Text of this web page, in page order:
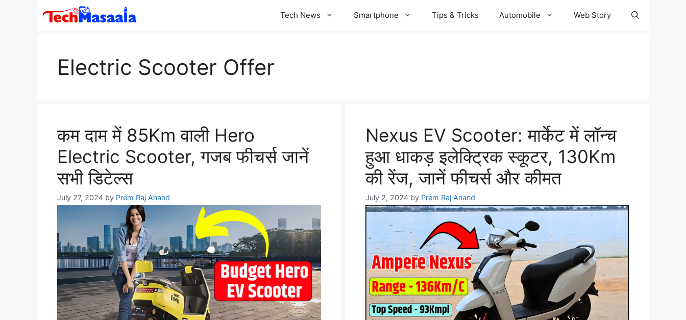
Tech News Smartphone Tips & Tricks Automobile Web Story
Electric Scooter Offer
कम दाम में 85Km वाली Hero
Electric Scooter, गजब फीचर्स जानें
सभी डिटेल्स
July 27, 2024 by Prem Raj Anand
Nexus EV Scooter: मार्केट में लॉन्च
हुआ धाकड़ इलेक्ट्रिक स्कूटर, 130Km
की रेंज, जानें फीचर्स और कीमत
July 2, 2024 by Prem Raj Anand